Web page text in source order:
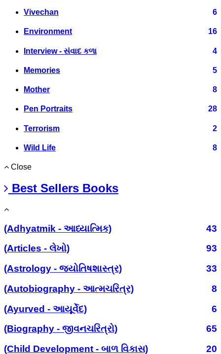
Vivechan 6
Environment 16
Interview - સંવાદ કળા 4
Memories 5
Mother 8
Pen Portraits 28
Terrorism 2
Wild Life 8
Close
Best Sellers Books
(Adhyatmik - આધ્યાત્મિક)
43
(Articles - લેખો)
93
(Astrology - જ્યોતિષશાસ્ત્ર)
33
(Autobiography - આત્મચરિત્ર)
8
(Ayurved - આયૂર્વેદ)
6
(Biography - જીવનચરિત્રો)
65
(Child Development - બાળ વિકાસ)
20